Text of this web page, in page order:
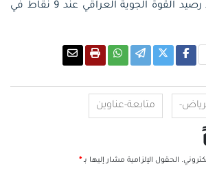
دور الـ 16، فيما تجمد رصيد القوة الجوية العراقي عند 9 نقاط في
متابعة-عناوين
الحقول الإلزامية مشار إليها بـ*